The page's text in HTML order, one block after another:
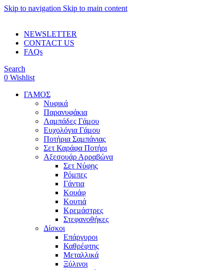
Skip to navigation Skip to main content
NEWSLETTER
CONTACT US
FAQs
Search
0 Wishlist
ΓΑΜΟΣ
Νυφικά
Παρανυφάκια
Λαμπάδες Γάμου
Ευχολόγια Γάμου
Ποτήρια Σαμπάνιας
Σετ Καράφα Ποτήρι
Αξεσουάρ Αρραβώνα
Σετ Νύφης
Ρόμπες
Γάντια
Κουάφ
Κουτιά
Κρεμάστρες
Στεφανοθήκες
Δίσκοι
Επάργυροι
Καθρέφτης
Μεταλλικά
Ξύλινοι